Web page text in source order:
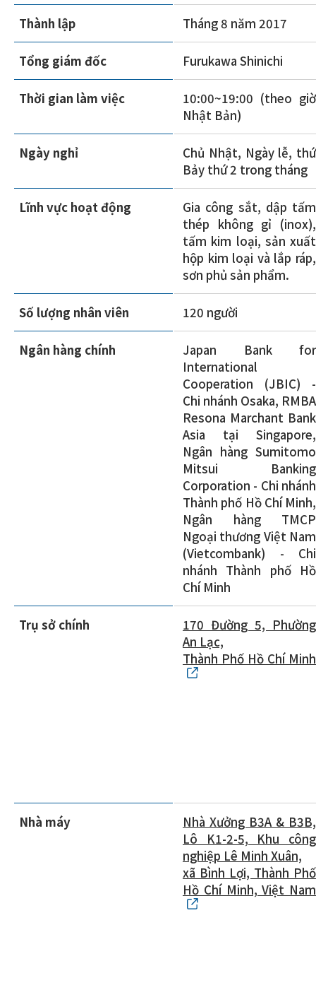
Thành lập Tháng 8 năm 2017
Tổng giám đốc Furukawa Shinichi
Thời gian làm việc
10:00~19:00 (theo giờ
Nhật Bản)
Ngày nghỉ
Chủ Nhật, Ngày lễ, thứ
Bảy thứ 2 trong tháng
Lĩnh vực hoạt động
Gia công sắt, dập tấm
thép không gỉ (inox),
tấm kim loại, sản xuất
hộp kim loại và lắp ráp,
sơn phủ sản phẩm.
Số lượng nhân viên 120 người
Ngân hàng chính
Japan Bank for
International
Cooperation (JBIC) -
Chi nhánh Osaka, RMBA
Resona Marchant Bank
Asia tại Singapore,
Ngân hàng Sumitomo
Mitsui Banking
Corporation - Chi nhánh
Thành phố Hồ Chí Minh,
Ngân hàng TMCP
Ngoại thương Việt Nam
(Vietcombank) - Chi
nhánh Thành phố Hồ
Chí Minh
Trụ sở chính
170 Đường 5, Phường
An Lạc,
Thành Phố Hồ Chí Minh
Nhà máy
Nhà Xưởng B3A & B3B,
Lô K1-2-5, Khu công
nghiệp Lê Minh Xuân,
xã Bình Lợi, Thành Phố
Hồ Chí Minh, Việt Nam